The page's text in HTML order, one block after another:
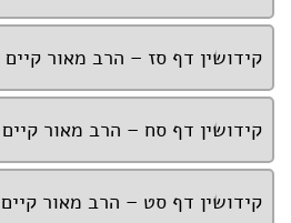
קידושין דף סז – הרב מאור קיים
קידושין דף סח – הרב מאור קיים
קידושין דף סט – הרב מאור קיים